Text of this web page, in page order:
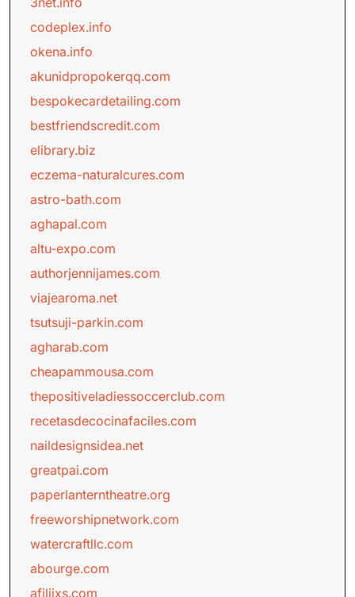
codeplex.info
okena.info
akunidpropokerqq.com
bespokecardetailing.com
bestfriendscredit.com
elibrary.biz
eczema-naturalcures.com
astro-bath.com
aghapal.com
altu-expo.com
authorjennijames.com
viajearoma.net
tsutsuji-parkin.com
agharab.com
cheapammousa.com
thepositiveladiessoccerclub.com
recetasdecocinafaciles.com
naildesignsidea.net
greatpai.com
paperlanterntheatre.org
freeworshipnetwork.com
watercraftllc.com
abourge.com
afiliixs.com